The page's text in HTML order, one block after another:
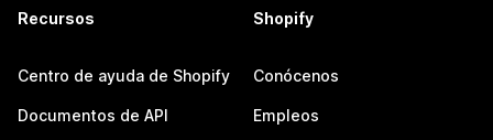
Recursos
Centro de ayuda de Shopify
Documentos de API
Shopify
Conócenos
Empleos